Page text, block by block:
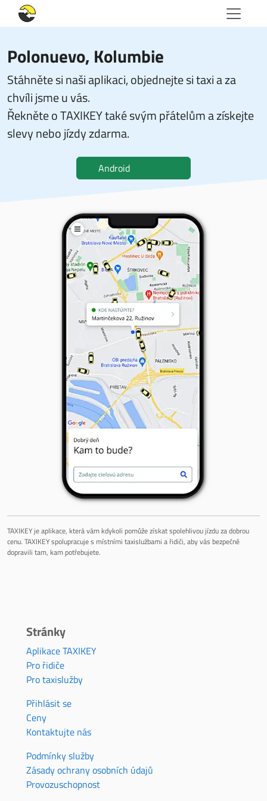
Polonuevo, Kolumbie
Stáhněte si naši aplikaci, objednejte si taxi a za
chvíli jsme u vás.
Řekněte o TAXIKEY také svým přátelům a získejte
slevy nebo jízdy zdarma.
Android
TAXIKEY je aplikace, která vám kdykoli pomůže získat spolehlivou jízdu za dobrou
cenu. TAXIKEY spolupracuje s místními taxislužbami a řidiči, aby vás bezpečně
dopravili tam, kam potřebujete.
Stránky
Aplikace TAXIKEY
Pro řidiče
Pro taxislužby
Přihlásit se
Ceny
Kontaktujte nás
Podmínky služby
Zásady ochrany osobních údajů
Provozuschopnost